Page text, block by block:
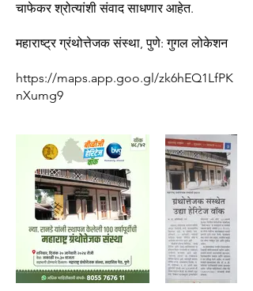
चाफेकर श्रोत्यांशी संवाद साधणार आहेत.
महाराष्ट्र ग्रंथोत्तेजक संस्था, पुणे: गुगल लोकेशन
https://maps.app.goo.gl/zk6hEQ1LfPK
nXumg9